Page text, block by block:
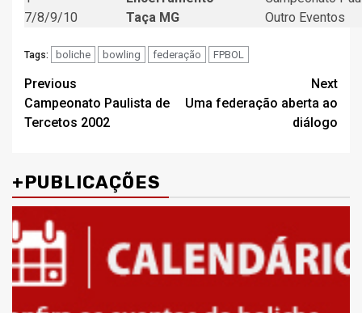
7/8/9/10
Taça MG Outro Eventos
Tags: boliche bowling federação FPBOL
Post
navigation
Previous
Campeonato Paulista de
Tercetos 2002
Next
Uma federação aberta ao
diálogo
+PUBLICAÇÕES